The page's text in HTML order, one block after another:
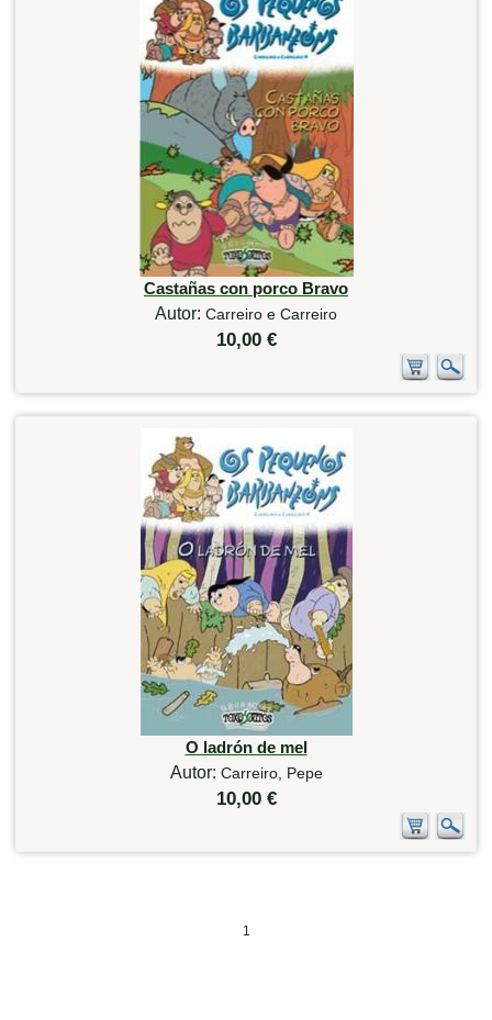
Castañas con porco Bravo
Autor: Carreiro e Carreiro
10,00 €
O ladrón de mel
Autor: Carreiro, Pepe
10,00 €
1